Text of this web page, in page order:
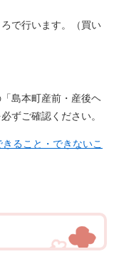
で行います。（買い
島本町産前・産後ヘ
ずご確認ください。
ること・できないこ